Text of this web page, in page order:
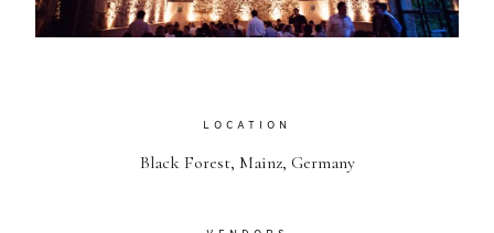
LOCATION
Black Forest, Mainz, Germany